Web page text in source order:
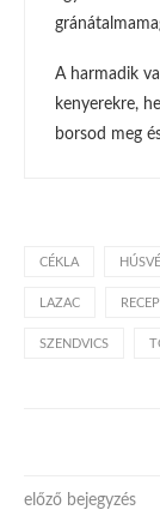
A harmadik
kenyerekre,
borsod meg
CÉKLA
LAZAC
SZENDVICS
előző bejegyzés